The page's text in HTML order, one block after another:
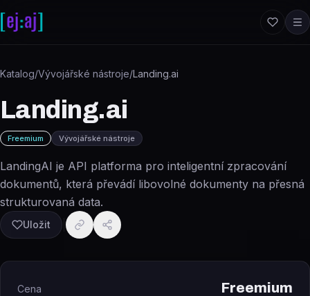
Katalog/Vývojářské nástroje/Landing.ai
Landing.ai
Freemium Vývojářské nástroje
LandingAI je API platforma pro inteligentní zpracování
dokumentů, která převádí libovolné dokumenty na přesná
strukturovaná data.
Uložit
Cena Freemium